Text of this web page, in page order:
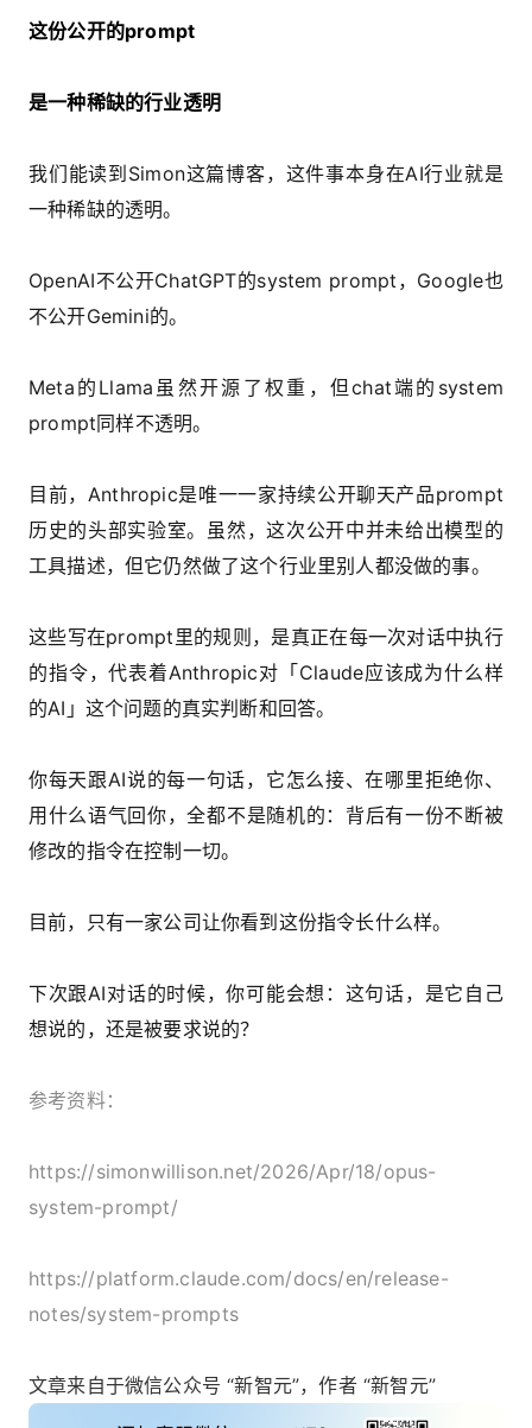
这份公开的prompt
是一种稀缺的行业透明
我们能读到Simon这篇博客，这件事本身在AI行业就是
一种稀缺的透明。
OpenAI不公开ChatGPT的system prompt，Google也
不公开Gemini的。
Meta的Llama虽然开源了权重，但chat端的system
prompt同样不透明。
目前，Anthropic是唯一一家持续公开聊天产品prompt
历史的头部实验室。虽然，这次公开中并未给出模型的
工具描述，但它仍然做了这个行业里别人都没做的事。
这些写在prompt里的规则，是真正在每一次对话中执行
的指令，代表着Anthropic对「Claude应该成为什么样
的AI」这个问题的真实判断和回答。
你每天跟AI说的每一句话，它怎么接、在哪里拒绝你、
用什么语气回你，全都不是随机的：背后有一份不断被
修改的指令在控制一切。
目前，只有一家公司让你看到这份指令长什么样。
下次跟AI对话的时候，你可能会想：这句话，是它自己
想说的，还是被要求说的？
参考资料：
https://simonwillison.net/2026/Apr/18/opus-
system-prompt/
https://platform.claude.com/docs/en/release-
notes/system-prompts
文章来自于微信公众号 “新智元”，作者 “新智元”